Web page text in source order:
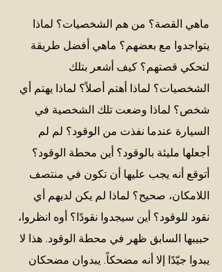
ماهي القصة؟ من هم الشخصيات؟ لماذا
يتواجدوا مع بعضهم؟ ماهي أفضل طريقة
لتحكي قصتهم؟ كيف أشعر بتلك
الشخصيات؟ لماذا أهتم أصلاً؟ لماذا يهتم أي
شخص؟ لماذا وضعت تلك الشخصية في
السيارة عندما نفذت من الوقود؟ لم لم
أجعلها مليئة بالوقود؟ أين محطة الوقود؟
أتوقع أنه يجب عليها أن تكون في منتصف
اللامكان، صحيح؟ لماذا لم يكن لديهم أي
نقود للوقود؟ أين سيجدوا نقودًا؟ أوه انظروا،
حبيبها السابق ظهر في محطة الوقود. هذا لا
يبدوا جيّدًا إلا أنه مضحكاً. يبدوان مضحكان